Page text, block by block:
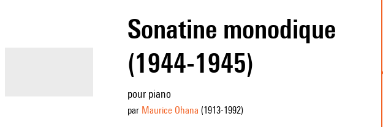
Sonatine monodique
(1944-1945)
pour piano
par Maurice Ohana (1913-1992)